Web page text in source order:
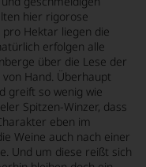
hier rigorose
Hektar liegen die
erfolgen alle
über die Lese der
Hand. Überhaupt
greift so wenig wie
Spitzen-Winzer, dass
eben im
Weine auch nach einer
Und um diese reißt sich